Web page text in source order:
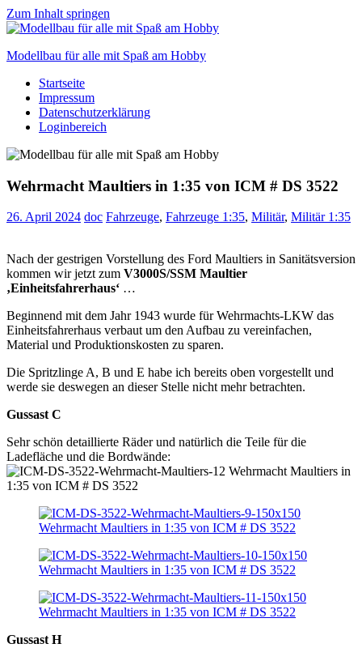
Zum Inhalt springen
Modellbau für alle mit Spaß am Hobby
Scale
modelling
to
Startseite
Impressum
Datenschutzerklärung
Loginbereich
Wehrmacht Maultiers in 1:35 von ICM # DS 3522
26. April 2024 doc Fahrzeuge, Fahrzeuge 1:35, Militär, Militär 1:35
Nach der gestrigen Vorstellung des Ford Maultiers in Sanitätsversion
kommen wir jetzt zum V3000S/SSM Maultier
‚Einheitsfahrerhaus‘ …
Beginnend mit dem Jahr 1943 wurde für Wehrmachts-LKW das
Einheitsfahrerhaus verbaut um den Aufbau zu vereinfachen,
Material und Produktionskosten zu sparen.
Die Spritzlinge A, B und E habe ich bereits oben vorgestellt und
werde sie deswegen an dieser Stelle nicht mehr betrachten.
Gussast C
Sehr schön detaillierte Räder und natürlich die Teile für die
Ladefläche und die Bordwände:
Gussast H